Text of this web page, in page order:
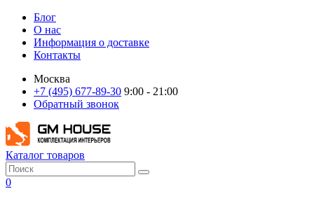
Блог
О нас
Информация о доставке
Контакты
Москва
+7 (495) 677-89-30 9:00 - 21:00
Обратный звонок
Каталог товаров
0